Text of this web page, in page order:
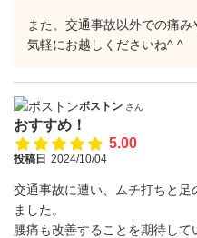
また、交通事故以外での痛
気軽にお越しくださいね^ ^
ボストン さん
おすすめ！
5.00
投稿日 2024/10/04
交通事故に遭い、ムチ打ちと
ました。
腰痛も改善することを期待し